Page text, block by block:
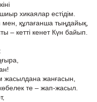
хикаялар естідім.
құлағанша тыңдайық,
– кетті кенет Күн байып.
жасылдана жанғасын,
те – жап-жасыл.